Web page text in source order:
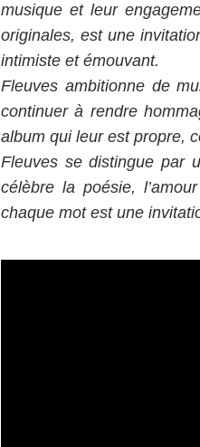
musique et leur
originales, est une
intimiste et émouvant.
Fleuves ambitionne de
continuer à rendre
album qui leur est propre,
Fleuves se distingue par
célèbre la poésie,
chaque mot est une